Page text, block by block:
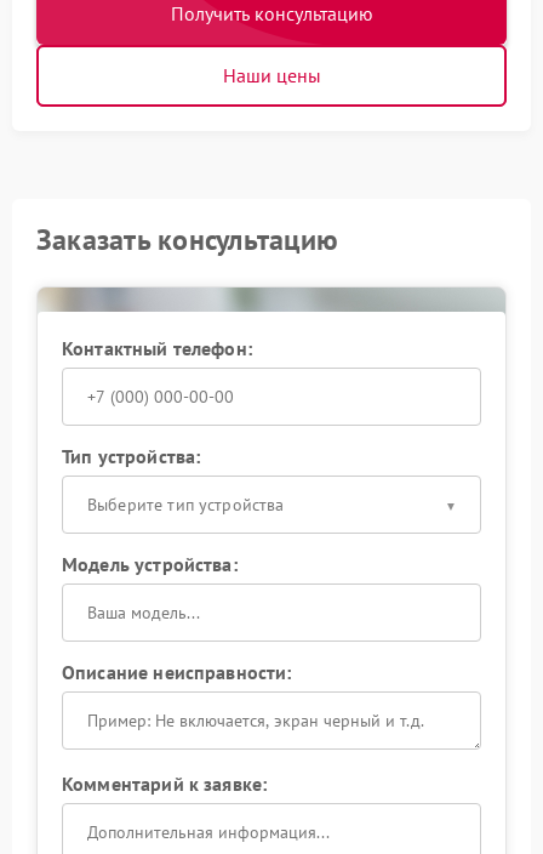
Получить консультацию
Наши цены
Заказать консультацию
Контактный телефон:
Тип устройства:
Выберите тип устройства
Модель устройства:
Описание неисправности:
Комментарий к заявке: